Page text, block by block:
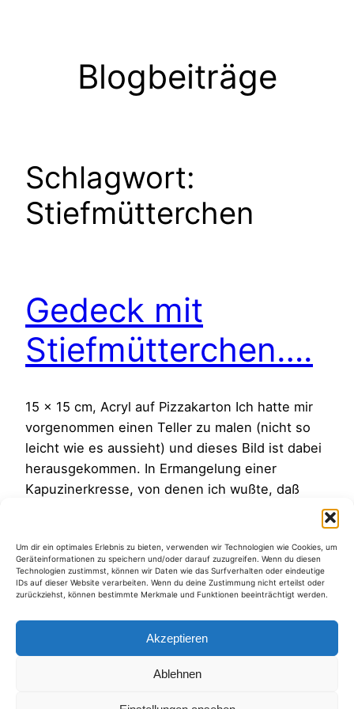
Um dir ein optimales Erlebnis zu bieten, verwenden wir Technologien wie Cookies, um
Geräteinformationen zu speichern und/oder darauf zuzugreifen. Wenn du diesen
Technologien zustimmst, können wir Daten wie das Surfverhalten oder eindeutige
IDs auf dieser Website verarbeiten. Wenn du deine Zustimmung nicht erteilst oder
zurückziehst, können bestimmte Merkmale und Funktionen beeinträchtigt werden.
Akzeptieren
Ablehnen
Blogbeiträge
Schlagwort:
Stiefmütterchen
Gedeck mit
Stiefmütterchen….
15 x 15 cm, Acryl auf Pizzakarton Ich hatte mir
vorgenommen einen Teller zu malen (nicht so
leicht wie es aussieht) und dieses Bild ist dabei
herausgekommen. In Ermangelung einer
Kapuzinerkresse, von denen ich wußte, daß
genommen….und wer hätte das gedacht, auch
die sind essbar,…
13. Juli 2012